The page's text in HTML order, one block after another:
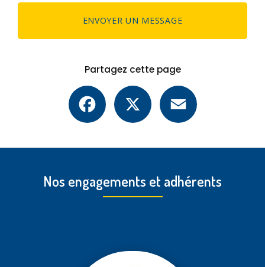
ENVOYER UN MESSAGE
Partagez cette page
Facebook
Nos engagements et adhérents